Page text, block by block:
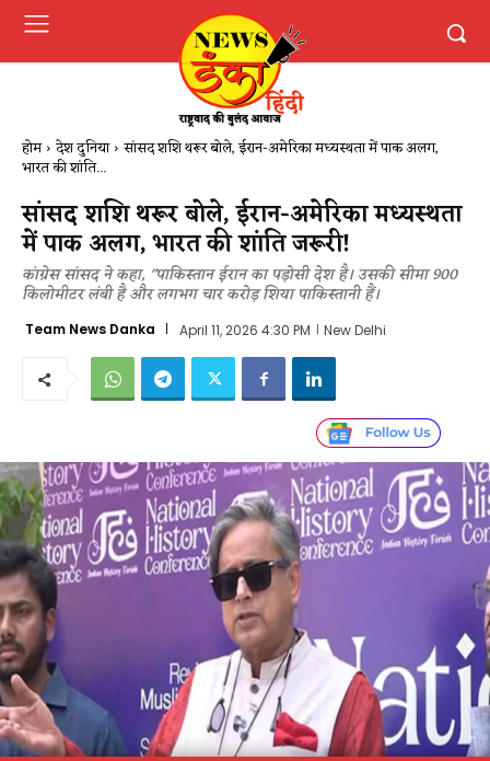
होम देश दुनिया सांसद शशि थरूर बोले, ईरान-अमेरिका मध्यस्थता में पाक अलग,
भारत की शांति...
सांसद शशि थरूर बोले, ईरान-अमेरिका मध्यस्थता
में पाक अलग, भारत की शांति जरूरी!
कांग्रेस सांसद ने कहा, "पाकिस्तान ईरान का पड़ोसी देश है। उसकी सीमा 900
किलोमीटर लंबी है और लगभग चार करोड़ शिया पाकिस्तानी हैं।
Team News Danka April 11, 2026 4:30 PM New Delhi